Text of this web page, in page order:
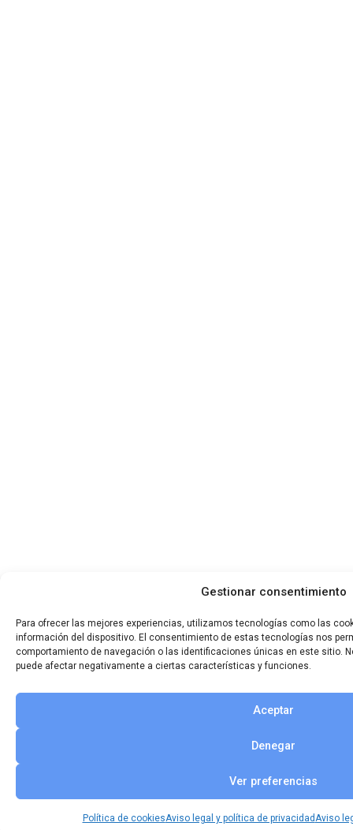
Gestionar consentimiento
Para ofrecer las mejores experiencias, utilizamos tecnologías como las
información del dispositivo. El consentimiento de estas tecnologías nos
comportamiento de navegación o las identificaciones únicas en este sitio.
puede afectar negativamente a ciertas características y funciones.
Aceptar
Denegar
Ver preferencias
Política de cookiesAviso legal y política de privacidadAviso